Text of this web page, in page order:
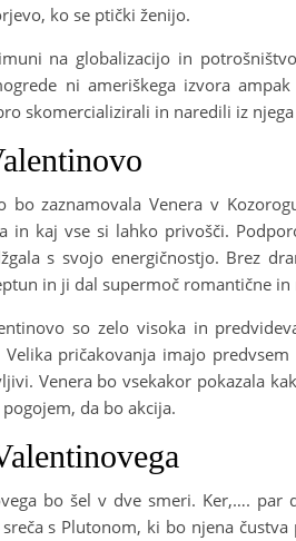
ko se ptički ženijo.
na globalizacijo in
ni ameriškega izvora
skomercializirali in naredili iz
bo zaznamovala Venera v
in kaj vse si lahko privošči.
s svojo energičnostjo. Brez
in ji dal supermoč romantične in
so zelo visoka in
pričakovanja imajo
Venera bo vsekakor pokazala
da bo akcija.
bo šel v dve smeri. Ker,…. par
s Plutonom, ki bo njena